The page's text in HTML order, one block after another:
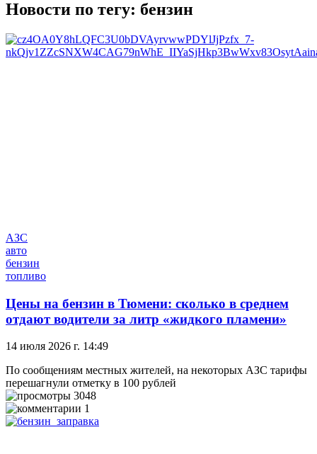
Новости по тегу: бензин
АЗС
авто
бензин
топливо
Цены на бензин в Тюмени: сколько в среднем
отдают водители за литр «жидкого пламени»
14 июля 2026 г. 14:49
По сообщениям местных жителей, на некоторых АЗС тарифы
перешагнули отметку в 100 рублей
3048
1